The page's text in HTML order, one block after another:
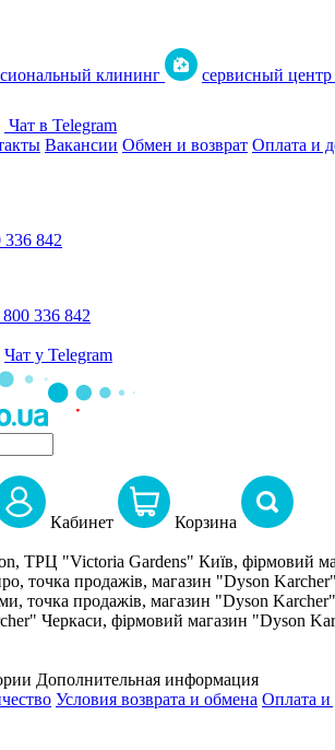
клининг сервисный центр
Чат в Telegram
Вакансии Обмен и возврат Оплата и
336 842
800 336 842
Чат у Telegram
Кабинет
Корзина
ТРЦ "Victoria Gardens" Київ, фірмовий
точка продажів, магазин "Dyson Karcher"
точка продажів, магазин "Dyson Karcher"
Черкаси, фірмовий магазин "Dyson
Дополнительная информация
Условия возврата и обмена Оплата и